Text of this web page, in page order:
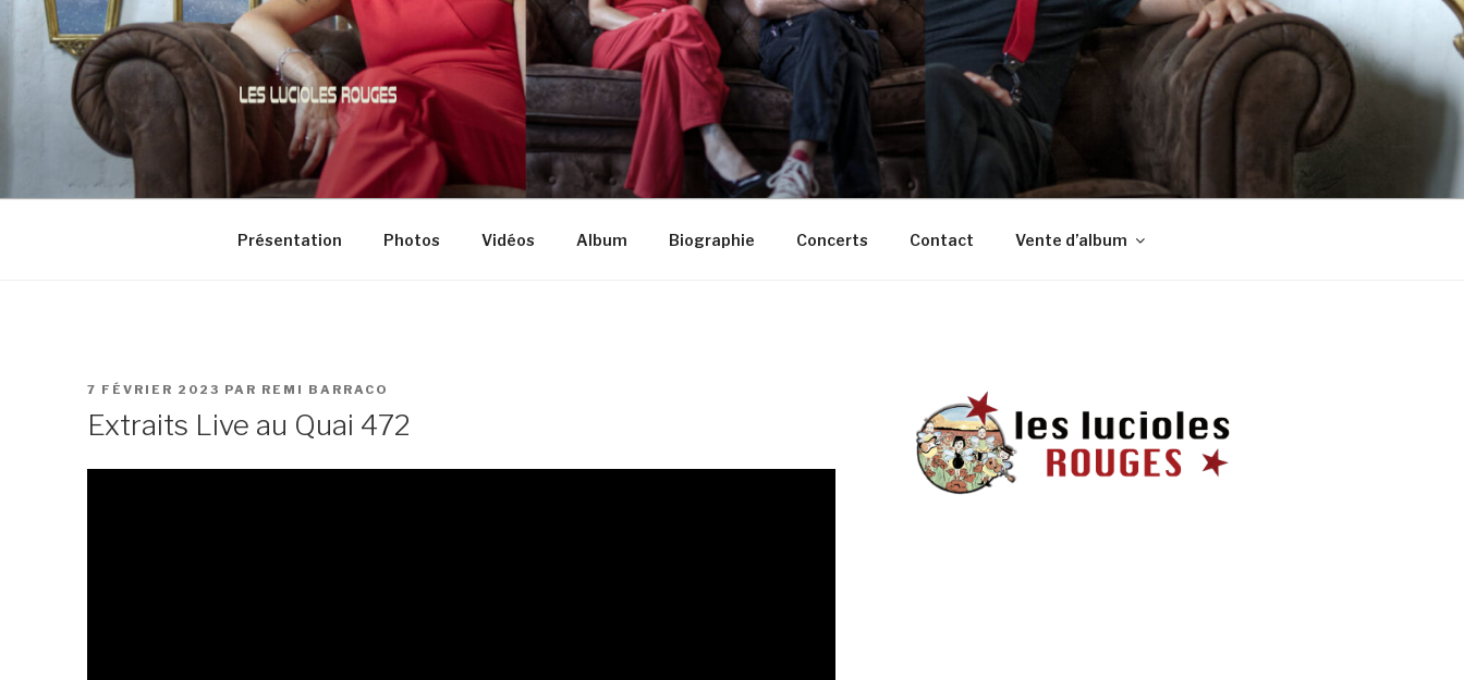
principal
LES LUCIOLES ROUGES
Musique actuelle française (pop)
Présentation Photos Vidéos Album Biographie Concerts Contact Vente d’album
PUBLIÉ
LE
7 FÉVRIER 2023 PAR REMI BARRACO
Extraits Live au Quai 472